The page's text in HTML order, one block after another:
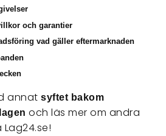
och garantier
vad gäller eftermarknaden
annatsyftet bakom
och läs mer om andra